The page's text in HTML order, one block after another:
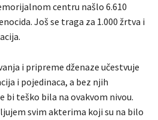
centru našlo 6.610
Još se traga za 1.000 žrtva i
i pripreme dženaze učestvuje
i pojedinaca, a bez njih
bi teško bila na ovakvom nivou.
svim akterima koji su na bilo